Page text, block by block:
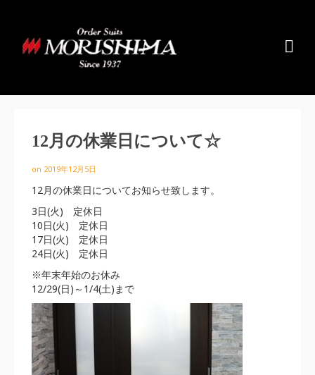
12月の休業日について☆
on 2019年12月5日
12月の休業日についてお知らせ致します。
3日(火) 定休日
10日(火) 定休日
17日(火) 定休日
24日(火) 定休日
※年末年始のお休み
12/29(日)～1/4(土)まで